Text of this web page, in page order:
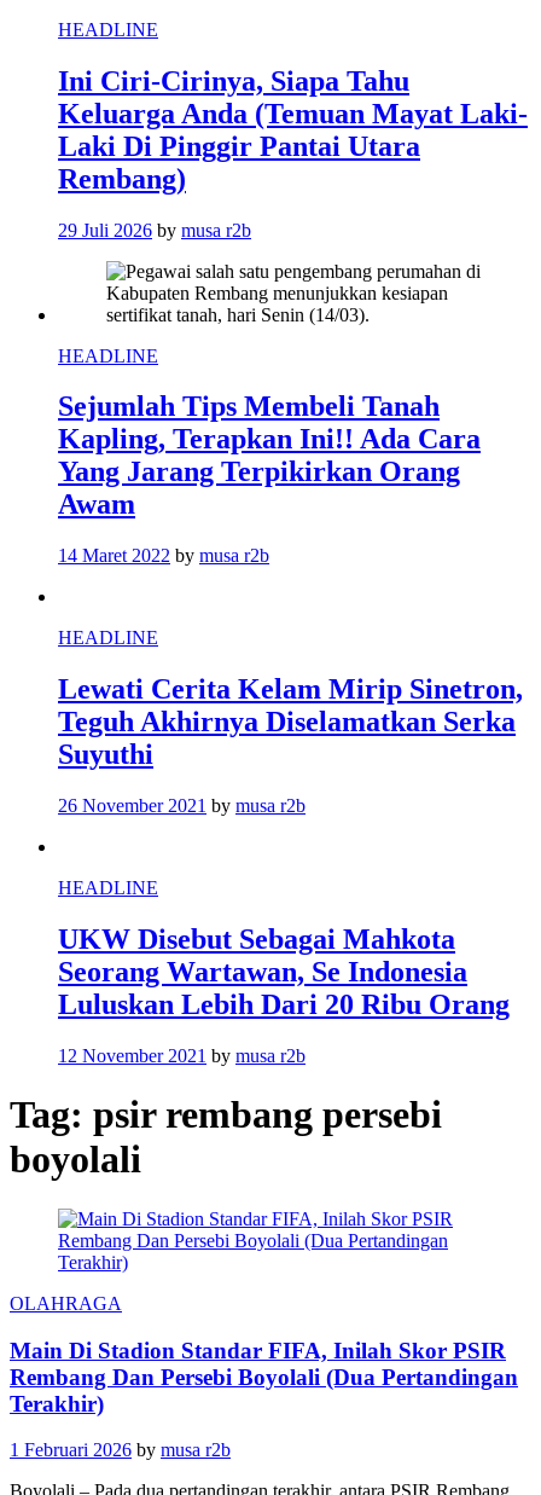
HEADLINE
Ini Ciri-Cirinya, Siapa Tahu
Keluarga Anda (Temuan Mayat Laki-
Laki Di Pinggir Pantai Utara
Rembang)
29 Juli 2026 by musa r2b
HEADLINE
Sejumlah Tips Membeli Tanah
Kapling, Terapkan Ini!! Ada Cara
Yang Jarang Terpikirkan Orang
Awam
14 Maret 2022 by musa r2b
HEADLINE
Lewati Cerita Kelam Mirip Sinetron,
Teguh Akhirnya Diselamatkan Serka
Suyuthi
26 November 2021 by musa r2b
HEADLINE
UKW Disebut Sebagai Mahkota
Seorang Wartawan, Se Indonesia
Luluskan Lebih Dari 20 Ribu Orang
12 November 2021 by musa r2b
Tag: psir rembang persebi
boyolali
OLAHRAGA
Main Di Stadion Standar FIFA, Inilah Skor PSIR
Rembang Dan Persebi Boyolali (Dua Pertandingan
Terakhir)
1 Februari 2026 by musa r2b